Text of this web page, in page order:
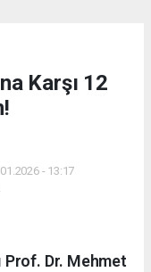
Karşı 12
- 13:17
Prof. Dr. Mehmet